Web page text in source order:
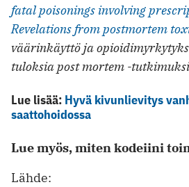
fatal poisonings involving
Revelations from postmortem
väärinkäyttö ja
tuloksia post mortem -
Lue lisää: Hyvä kivunlievitys
saattohoidossa
Lue myös, miten kodeiini
Lähde: